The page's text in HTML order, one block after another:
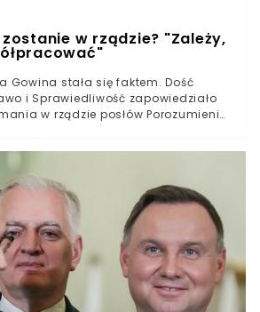
w rządzie? "Zależy,
Gowina stała się faktem. Dość
i Sprawiedliwość zapowiedziało
w rządzie posłów Porozumienia.
wtorkowe popołudnie
Müller przekazał rewelacje, które
ziemi w polskiej polityce. Jak
Morawiecki zwrócił się do
lidera Porozumienia z funkcji
rozwoju.– Działania
kryteriów współpracy w
Müller, tłumacząc decyzję szefa